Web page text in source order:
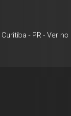
Curitiba - PR- Ver no